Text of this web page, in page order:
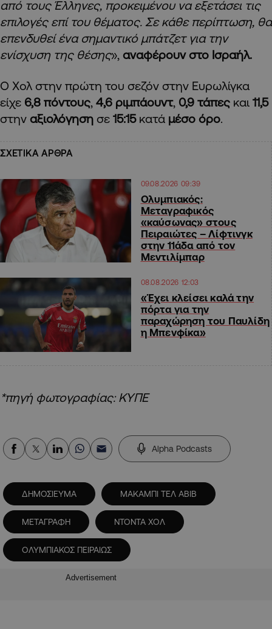
από τους Έλληνες, προκειμένου να εξετάσει τις
επιλογές επί του θέματος. Σε κάθε περίπτωση, θα
επενδυθεί ένα σημαντικό μπάτζετ για την
ενίσχυση της θέσης», αναφέρουν στο Ισραήλ.
Ο Χολ στην πρώτη του σεζόν στην Ευρωλίγκα
είχε 6,8 πόντους, 4,6 ριμπάουντ, 0,9 τάπες και 11,5
στην αξιολόγηση σε 15:15 κατά μέσο όρο.
ΣΧΕΤΙΚΑ ΑΡΘΡΑ
09.08.2026 09:39
Ολυμπιακός:
Μεταγραφικός
«καύσωνας» στους
Πειραιώτες – Λίφτινγκ
στην 11άδα από τον
Μεντιλίμπαρ
08.08.2026 12:03
«Έχει κλείσει καλά την
πόρτα για την
παραχώρηση του Παυλίδη
η Μπενφίκα»
*πηγή φωτογραφίας: ΚΥΠΕ
Alpha Podcasts
ΔΗΜΟΣΙΕΥΜΑ ΜΑΚΑΜΠΙ ΤΕΛ ΑΒΙΒ
ΜΕΤΑΓΡΑΦΗ ΝΤΟΝΤΑ ΧΟΛ
ΟΛΥΜΠΙΑΚΟΣ ΠΕΙΡΑΙΩΣ
Advertisement